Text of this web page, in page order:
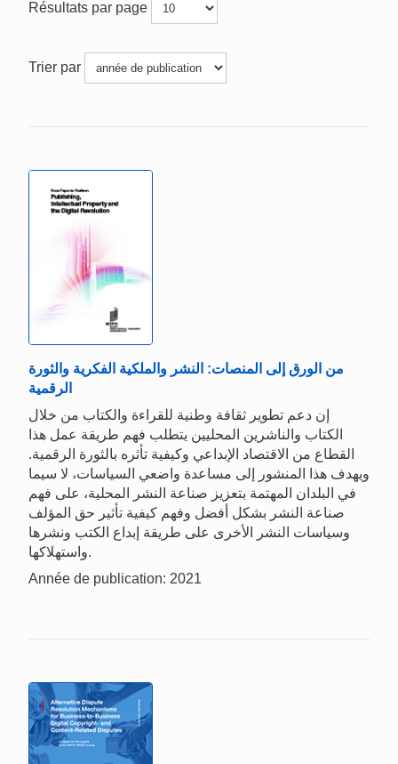
Résultats par page
Trier par
من الورق إلى المنصات: النشر والملكية الفكرية والثورة
الرقمية
إن دعم تطوير ثقافة وطنية للقراءة والكتاب من خلال
الكتاب والناشرين المحليين يتطلب فهم طريقة عمل هذا
القطاع من الاقتصاد الإبداعي وكيفية تأثره بالثورة الرقمية.
ويهدف هذا المنشور إلى مساعدة واضعي السياسات، لا سيما
في البلدان المهتمة بتعزيز صناعة النشر المحلية، على فهم
صناعة النشر بشكل أفضل وفهم كيفية تأثير حق المؤلف
وسياسات النشر الأخرى على طريقة إبداع الكتب ونشرها
واستهلاكها.
Année de publication: 2021